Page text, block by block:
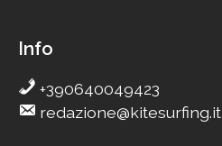
Info
+390640049423
redazione@kitesurfing.it